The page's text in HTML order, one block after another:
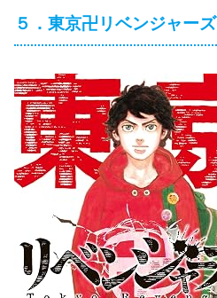
５．東京卍リベンジャーズ